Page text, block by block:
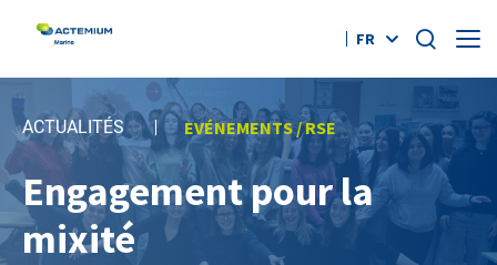
Qui sommes-nous ?
Nos offres
Références
FR
Rechercher :
ACTUALITÉS EVÉNEMENTS / RSE
Engagement pour la
mixité